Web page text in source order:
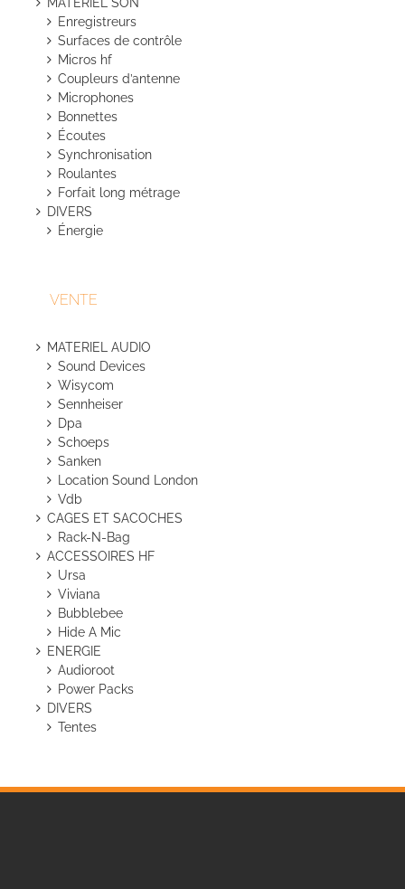
Enregistreurs
Surfaces de contrôle
Micros hf
Coupleurs d’antenne
Microphones
Bonnettes
Écoutes
Synchronisation
Roulantes
Forfait long métrage
DIVERS
Énergie
VENTE
MATERIEL AUDIO
Sound Devices
Wisycom
Sennheiser
Dpa
Schoeps
Sanken
Location Sound London
Vdb
CAGES ET SACOCHES
Rack-N-Bag
ACCESSOIRES HF
Ursa
Viviana
Bubblebee
Hide A Mic
ENERGIE
Audioroot
Power Packs
DIVERS
Tentes